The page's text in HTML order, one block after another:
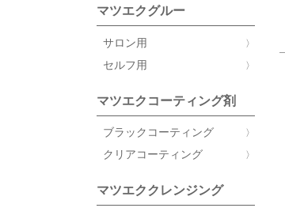
マツエクグルー
サロン用
セルフ用
マツエクコーティング剤
ブラックコーティング
クリアコーティング
マツエククレンジング